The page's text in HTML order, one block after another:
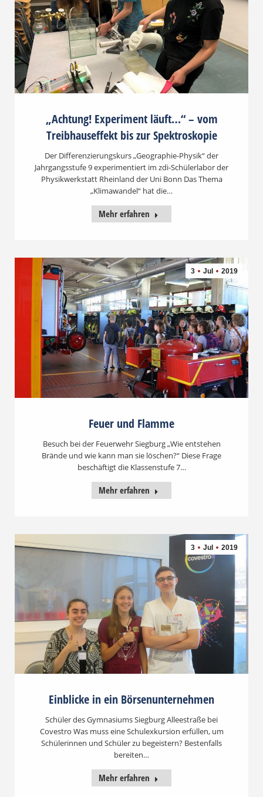
„Achtung! Experiment läuft…“ – vom
Treibhauseffekt bis zur Spektroskopie
Der Differenzierungskurs „Geographie-Physik“ der
Jahrgangsstufe 9 experimentiert im zdi-Schülerlabor der
Physikwerkstatt Rheinland der Uni Bonn Das Thema
„Klimawandel“ hat die…
Mehr erfahren
3 Jul 2019
Feuer und Flamme
Besuch bei der Feuerwehr Siegburg „Wie entstehen
Brände und wie kann man sie löschen?“ Diese Frage
beschäftigt die Klassenstufe 7…
Mehr erfahren
3 Jul 2019
Einblicke in ein Börsenunternehmen
Schüler des Gymnasiums Siegburg Alleestraße bei
Covestro Was muss eine Schulexkursion erfüllen, um
Schülerinnen und Schüler zu begeistern? Bestenfalls
bereiten…
Mehr erfahren